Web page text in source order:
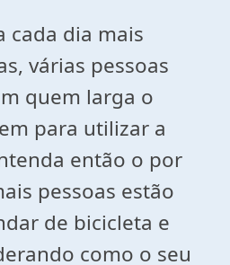
cada dia mais
várias pessoas
quem larga o
para utilizar a
então o por
pessoas estão
de bicicleta e
como o seu